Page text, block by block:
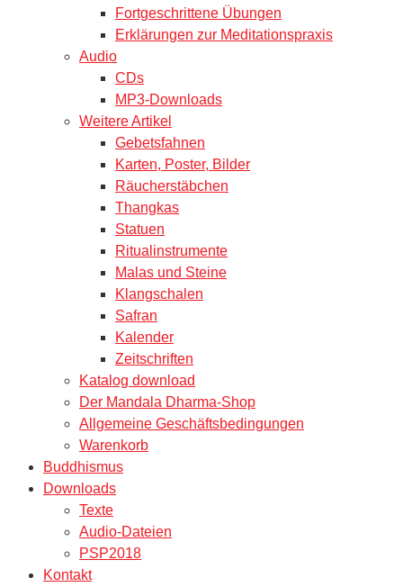
Fortgeschrittene Übungen
Erklärungen zur Meditationspraxis
Audio
CDs
MP3-Downloads
Weitere Artikel
Gebetsfahnen
Karten, Poster, Bilder
Räucherstäbchen
Thangkas
Statuen
Ritualinstrumente
Malas und Steine
Klangschalen
Safran
Kalender
Zeitschriften
Katalog download
Der Mandala Dharma-Shop
Allgemeine Geschäftsbedingungen
Warenkorb
Buddhismus
Downloads
Texte
Audio-Dateien
PSP2018
Kontakt